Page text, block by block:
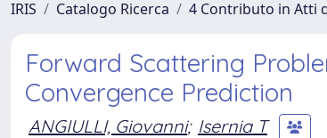
IRIS Catalogo Ricerca 4 Contributo in Atti
Forward Scattering
Convergence Prediction
ANGIULLI, Giovanni; Isernia T